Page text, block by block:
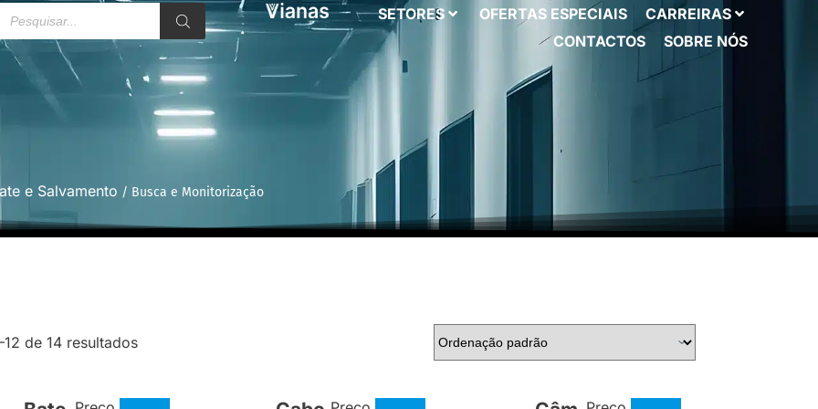
SETORES OFERTAS ESPECIAIS
CARREIRAS
CONTACTOS
SOBRE NÓS
e Salvamento / Busca e Monitorização
de 14 resultados